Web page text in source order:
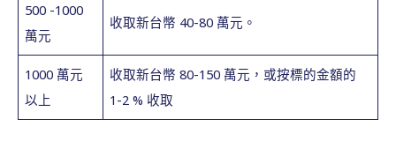
500 -1000
萬元
收取新台幣 40-80 萬元。
1000 萬元
以上
收取新台幣 80-150 萬元，或按標的金額的
1-2 % 收取